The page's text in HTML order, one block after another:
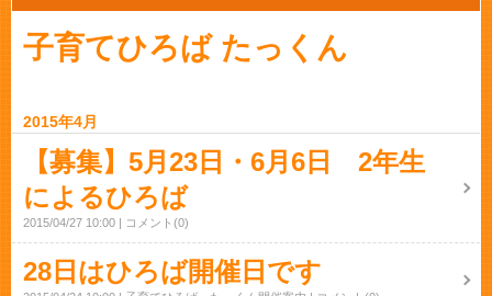
子育てひろば たっくん
2015年4月
【募集】5月23日・6月6日 2年生
によるひろば
2015/04/27 10:00 コメント(0)
28日はひろば開催日です